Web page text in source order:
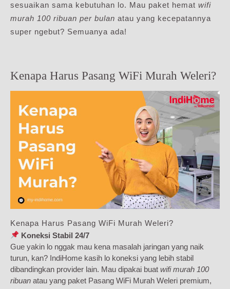
sesuaikan sama kebutuhan lo. Mau paket hemat wifi
murah 100 ribuan per bulan atau yang kecepatannya
super ngebut? Semuanya ada!
Kenapa Harus Pasang WiFi Murah Weleri?
Kenapa Harus Pasang WiFi Murah Weleri?
Koneksi Stabil 24/7
Gue yakin lo nggak mau kena masalah jaringan yang naik
turun, kan? IndiHome kasih lo koneksi yang lebih stabil
dibandingkan provider lain. Mau dipakai buat wifi murah 100
ribuan atau yang paket Pasang WiFi Murah Weleri premium,